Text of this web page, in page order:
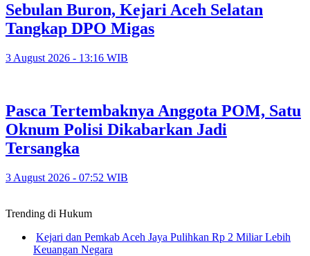
Sebulan Buron, Kejari Aceh Selatan
Tangkap DPO Migas
3 August 2026 - 13:16 WIB
Pasca Tertembaknya Anggota POM, Satu
Oknum Polisi Dikabarkan Jadi
Tersangka
3 August 2026 - 07:52 WIB
Trending di Hukum
Kejari dan Pemkab Aceh Jaya Pulihkan Rp 2 Miliar Lebih
Keuangan Negara